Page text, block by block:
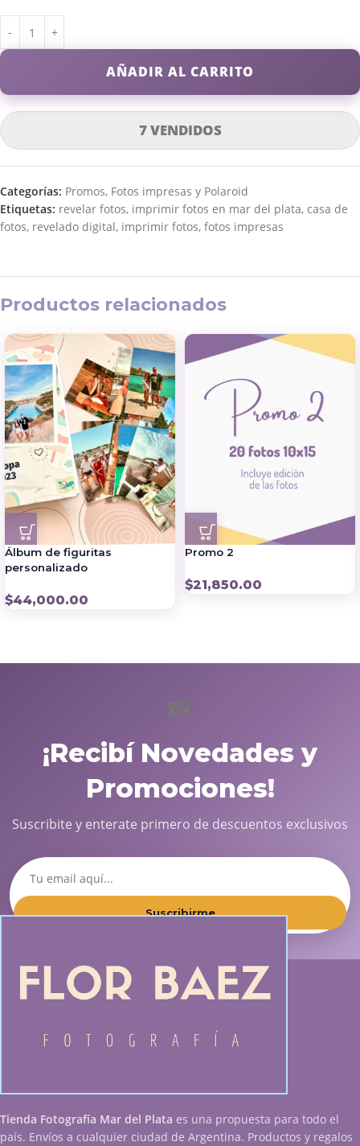
AÑADIR AL CARRITO
7 VENDIDOS
Categorías: Promos, Fotos impresas y Polaroid
Etiquetas: revelar fotos, imprimir fotos en mar del plata, casa de
fotos, revelado digital, imprimir fotos, fotos impresas
Productos relacionados
Álbum de figuritas
personalizado
$44,000.00
Promo 2
$21,850.00
📸
¡Recibí Novedades y
Promociones!
Suscribite y enterate primero de descuentos exclusivos
Suscribirme
Tienda Fotografía Mar del Plata es una propuesta para todo el
país. Envíos a cualquier ciudad de Argentina. Productos y regalos